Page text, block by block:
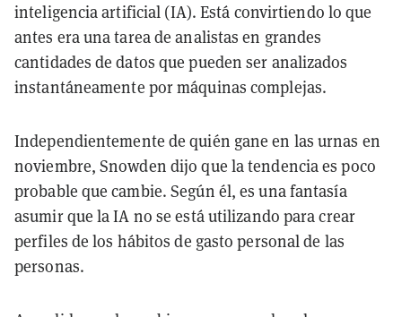
inteligencia artificial (IA). Está convirtiendo lo que
antes era una tarea de analistas en grandes
cantidades de datos que pueden ser analizados
instantáneamente por máquinas complejas.
Independientemente de quién gane en las urnas en
noviembre, Snowden dijo que la tendencia es poco
probable que cambie. Según él, es una fantasía
asumir que la IA no se está utilizando para crear
perfiles de los hábitos de gasto personal de las
personas.